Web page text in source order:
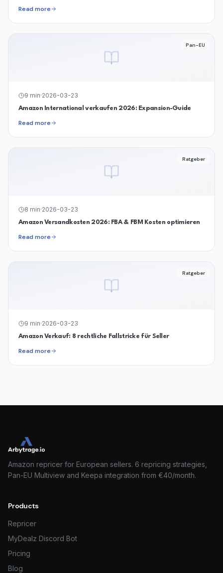
Read more
Pan-EU
9 min·2026-03-23
Amazon International verkaufen 2026: Expansion-Guide
Read more
Ratgeber
8 min·2026-03-23
Amazon Versandkosten 2026: FBA & FBM Kosten optimieren
Read more
Ratgeber
9 min·2026-03-23
Amazon Verkauf: 8 rechtliche Fallstricke für Seller
Read more
Amazon repricer for European sellers. 6 repricing strategies,
Pan-EU Multiview and Keepa integration from €40/month.
Products
Repricer
MyDealz Discord Bot
Pricing
Blog